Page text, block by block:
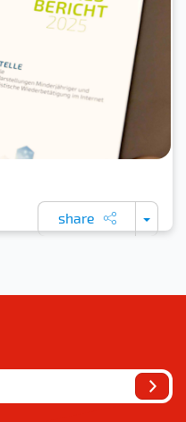
share